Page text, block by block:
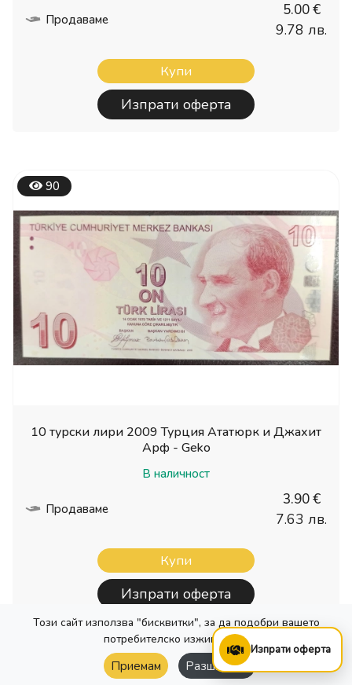
Продаваме
5.00 €
9.78 лв.
Купи
Изпрати оферта
90
10 турски лири 2009 Турция Ататюрк и Джахит
Арф - Geko
В наличност
Продаваме
3.90 €
7.63 лв.
Купи
Изпрати оферта
Изчисти Филтъра
Изпрати оферта
Този сайт използва "бисквитки", за да подобри вашето
потребителско изживяване.
Приемам Разширени